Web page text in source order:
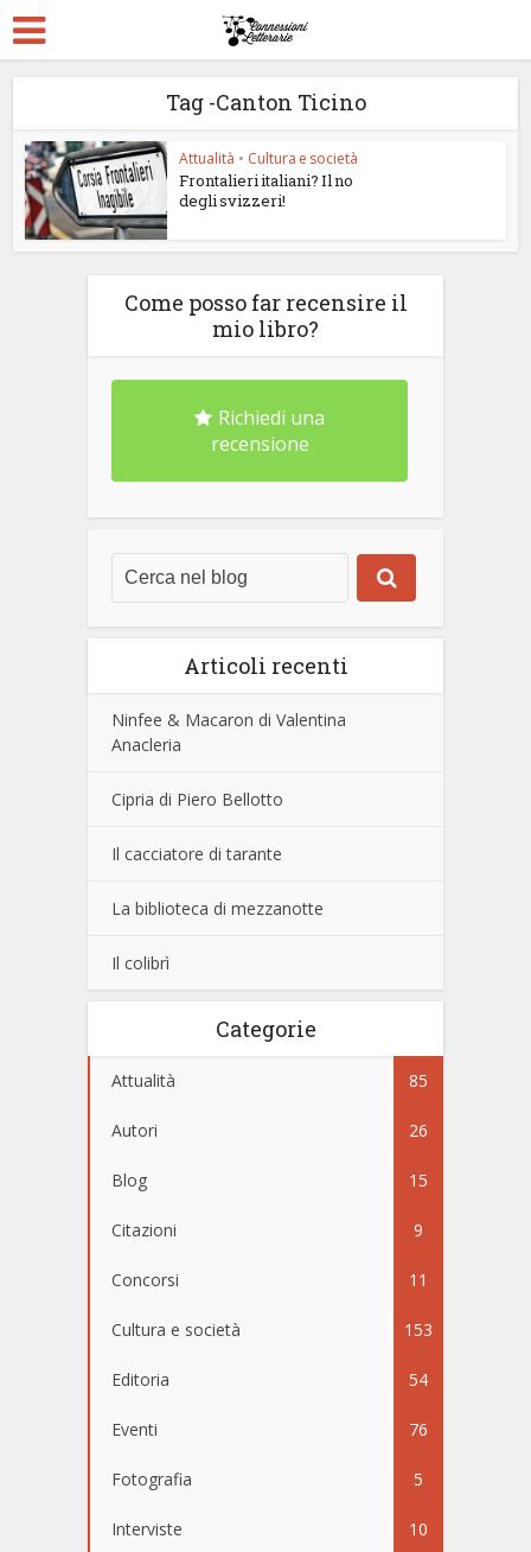
Tag -Canton Ticino
Attualità • Cultura e società
Frontalieri italiani? Il no
degli svizzeri!
Come posso far recensire il
mio libro?
Richiedi una
recensione
Articoli recenti
Ninfee & Macaron di Valentina
Anacleria
Cipria di Piero Bellotto
Il cacciatore di tarante
La biblioteca di mezzanotte
Il colibrì
Categorie
Attualità 85
Autori 26
Blog 15
Citazioni 9
Concorsi 11
Cultura e società 153
Editoria 54
Eventi 76
Fotografia 5
Interviste 10